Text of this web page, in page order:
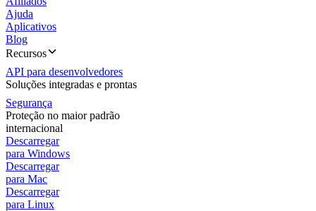
Ajuda
Aplicativos
Blog
Recursos
API para desenvolvedores
Soluções integradas e prontas
Segurança
Proteção no maior padrão
internacional
Descarregar
para Windows
Descarregar
para Mac
Descarregar
para Linux